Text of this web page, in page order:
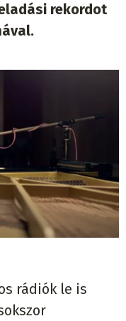
rekordot
rádiók le is